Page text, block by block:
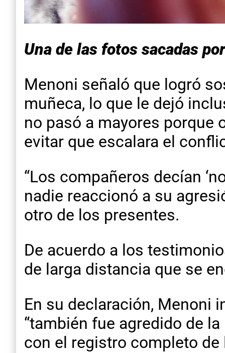
Una de las fotos sacadas
Menoni señaló que logró
muñeca, lo que le dejó
no pasó a mayores porque
evitar que escalara el
“Los compañeros decían
nadie reaccionó a su
otro de los presentes.
De acuerdo a los
de larga distancia que se
En su declaración, Menoni
“también fue agredido de
con el registro completo